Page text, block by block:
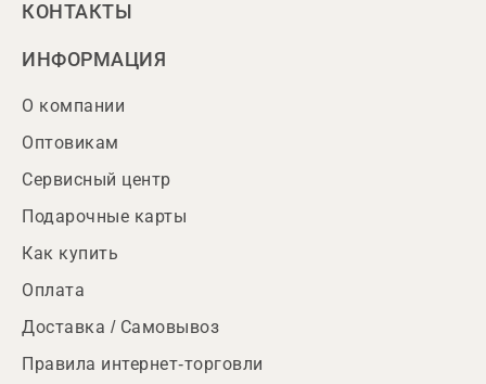
КОНТАКТЫ
ИНФОРМАЦИЯ
О компании
Оптовикам
Сервисный центр
Подарочные карты
Как купить
Оплата
Доставка / Самовывоз
Правила интернет-торговли